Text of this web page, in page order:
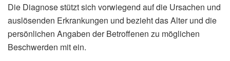
Die Diagnose stützt sich vorwiegend auf die Ursachen und
auslösenden Erkrankungen und bezieht das Alter und die
persönlichen Angaben der Betroffenen zu möglichen
Beschwerden mit ein.